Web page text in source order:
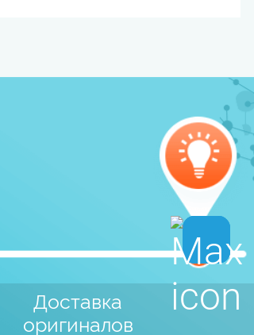
Доставка
оригиналов